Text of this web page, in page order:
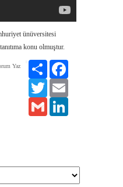
ünüversitesi
konu olmuştur.
Yaz Paylaş
Twitter
Gmail